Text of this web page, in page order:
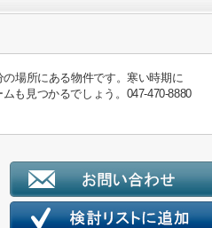
場所にある物件です。寒い時期に
も見つかるでしょう。047-470-8880